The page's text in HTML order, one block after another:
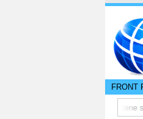
FRONT
ta pidi disculpa, y FIFA ta mantene su